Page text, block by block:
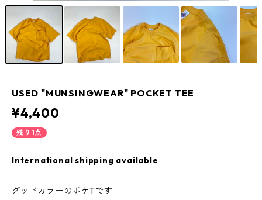
USED "MUNSINGWEAR" POCKET TEE
¥4,400
残り1点
International shipping available
グッドカラーのポケTです